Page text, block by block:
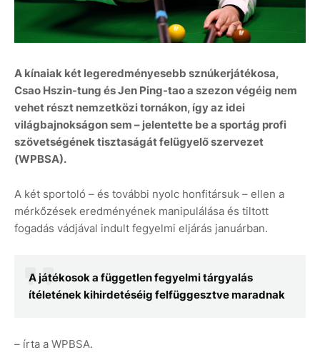
A kínaiak két legeredményesebb sznúkerjátékosa,
Csao Hszin-tung és Jen Ping-tao a szezon végéig nem
vehet részt nemzetközi tornákon, így az idei
világbajnokságon sem – jelentette be a sportág profi
szövetségének tisztaságát felügyelő szervezet
(WPBSA).
A két sportoló – és további nyolc honfitársuk – ellen a
mérkőzések eredményének manipulálása és tiltott
fogadás vádjával indult fegyelmi eljárás januárban.
A játékosok a független fegyelmi tárgyalás
ítéletének kihirdetéséig felfüggesztve maradnak
– írta a WPBSA.